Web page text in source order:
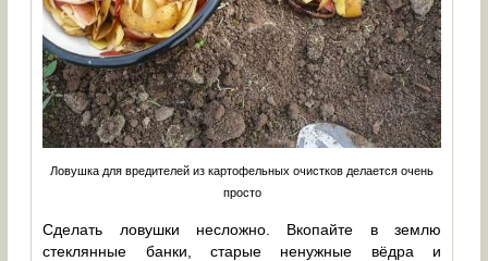
Ловушка для вредителей из картофельных очистков делается очень
просто
Сделать ловушки несложно. Вкопайте в землю
стеклянные банки, старые ненужные вёдра и